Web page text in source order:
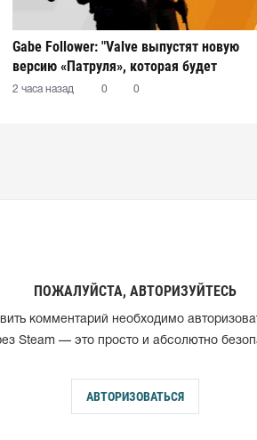
Gabe Follower: "Valve выпустят новую
версию «Патруля», которая будет
работать независимо от клиента игры"
2 часа назад 0 0
ПОЖАЛУЙСТА, АВТОРИЗУЙТЕСЬ
комментарий необходимо
Steam — это просто и абсолютно
АВТОРИЗОВАТЬСЯ